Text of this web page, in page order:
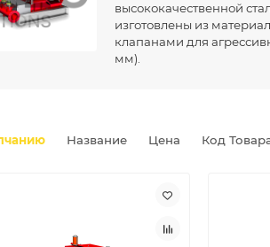
высококачественной
изготовлены из
клапанами для
мм).
Название Цена Код